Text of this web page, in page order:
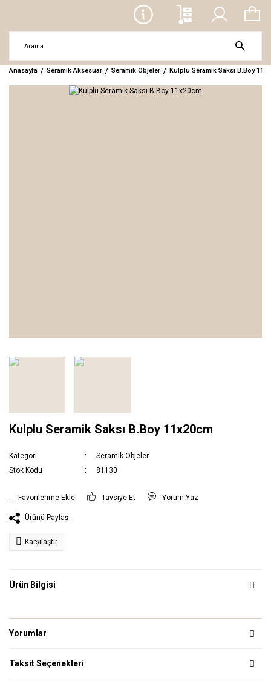
Anasayfa Seramik Aksesuar Seramik Objeler Kulplu Seramik Saksı B.Boy
Kulplu Seramik Saksı B.Boy 11x20cm
Kategori
Seramik Objeler
Stok Kodu
81130
Tavsiye Et Yorum Yaz
Ürünü Paylaş
Karşılaştır
Ürün Bilgisi
Yorumlar
Taksit Seçenekleri